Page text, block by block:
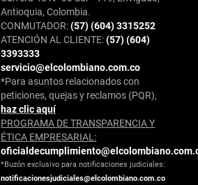
Antioquia, Colombia.
CONMUTADOR:(57) (604) 3315252
ATENCIÓN AL CLIENTE:(57) (604)
3393333
servicio@elcolombiano.com.co
*Para asuntos relacionados con
peticiones, quejas y reclamos (PQR),
haz clic aquí
PROGRAMA DE TRANSPARENCIA Y
ÉTICA EMPRESARIAL:
*Buzón exclusivo para notificaciones judiciales:
notificacionesjudiciales@elcolombiano.com.co